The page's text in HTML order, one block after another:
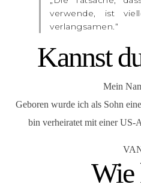
verwende, ist
verlangsamen.“
Kannst
Mein
Geboren wurde ich als Sohn
bin verheiratet mit einer US-
Wie